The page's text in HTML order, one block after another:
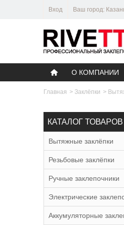
Вход Ваш город:
О КОМПАНИИ
Главная > Заклёпки >
КАТАЛОГ ТОВАРОВ
Вытяжные заклёпки
Резьбовые заклёпки
Ручные заклепочники
Электрические
Аккумуляторные